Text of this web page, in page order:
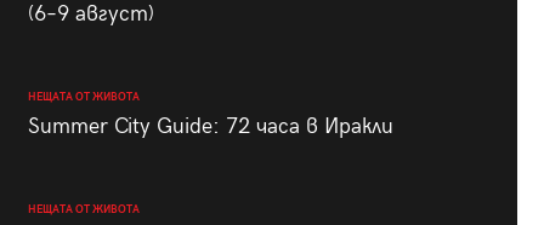
(6–9 август)
НЕЩАТА ОТ ЖИВОТА
Summer City Guide: 72 часа в Иракли
НЕЩАТА ОТ ЖИВОТА